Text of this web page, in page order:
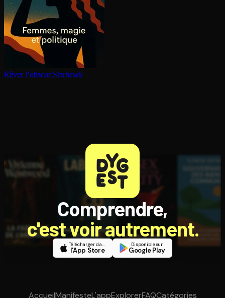
Rêver l’obscur Starhawk
Comprendre,
c'est voir autrement.
Télécharger dans
l'App Store
Disponible sur
Google Play
AccueilManifesteL'appExplorerFAQCatégories